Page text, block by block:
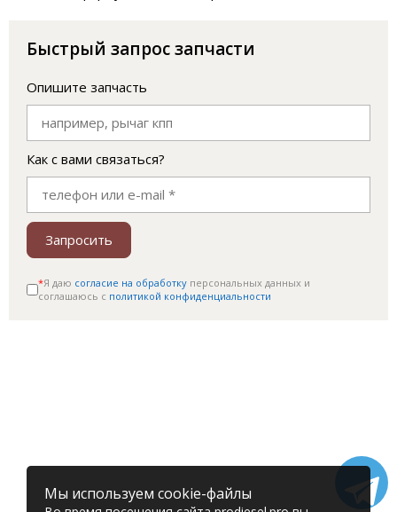
Быстрый запрос запчасти
Опишите запчасть
Как с вами связаться?
Запросить
*Я даю согласие на обработку персональных данных и
соглашаюсь c политикой конфиденциальности
Мы используем cookie-файлы